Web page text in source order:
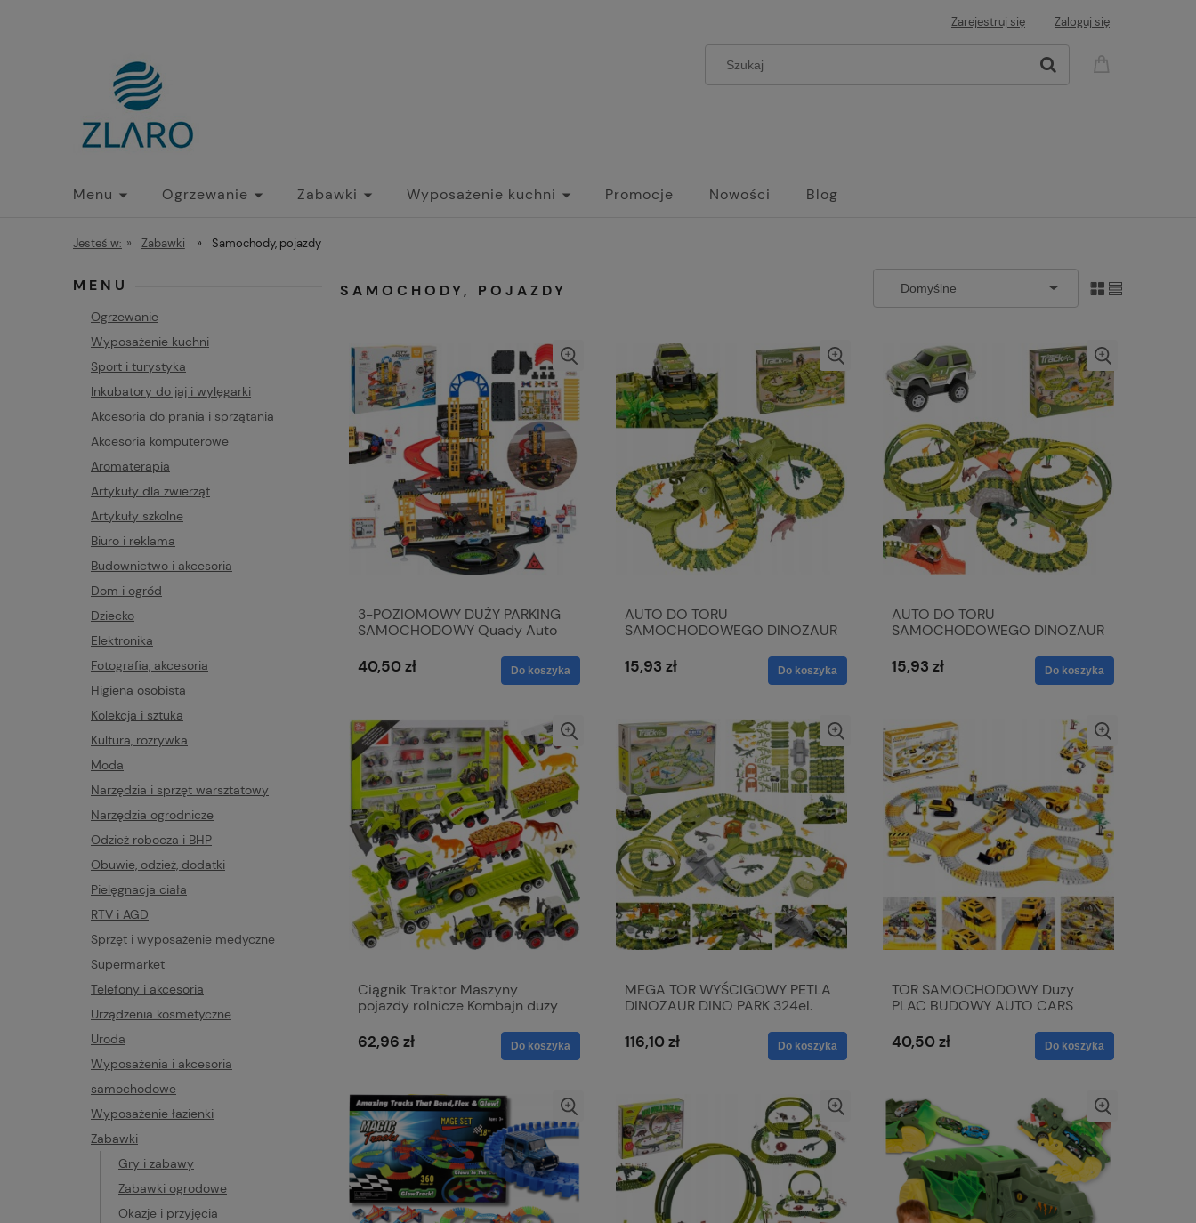
Zarejestruj się Zaloguj się
Menu Ogrzewanie Zabawki Wyposażenie kuchni Promocje Nowości Blog
Jesteś w: » Zabawki » Samochody, pojazdy
MENU
Ogrzewanie
Wyposażenie kuchni
Sport i turystyka
Inkubatory do jaj i wylęgarki
Akcesoria do prania i sprzątania
Akcesoria komputerowe
Aromaterapia
Artykuły dla zwierząt
Artykuły szkolne
Biuro i reklama
Budownictwo i akcesoria
Dom i ogród
Dziecko
Elektronika
Fotografia, akcesoria
Higiena osobista
Kolekcja i sztuka
Kultura, rozrywka
Moda
Narzędzia i sprzęt warsztatowy
Narzędzia ogrodnicze
Odzież robocza i BHP
Obuwie, odzież, dodatki
Pielęgnacja ciała
RTV i AGD
Sprzęt i wyposażenie medyczne
Supermarket
Telefony i akcesoria
Urządzenia kosmetyczne
Uroda
Wyposażenia i akcesoria
samochodowe
Wyposażenie łazienki
Zabawki
Gry i zabawy
Zabawki ogrodowe
Okazje i przyjęcia
SAMOCHODY, POJAZDY
3-POZIOMOWY DUŻY PARKING
SAMOCHODOWY Quady Auto
40,50 zł Do koszyka
AUTO DO TORU
SAMOCHODOWEGO DINOZAUR
15,93 zł Do koszyka
AUTO DO TORU
SAMOCHODOWEGO DINOZAUR
15,93 zł Do koszyka
Ciągnik Traktor Maszyny
pojazdy rolnicze Kombajn duży
62,96 zł Do koszyka
MEGA TOR WYŚCIGOWY PETLA
DINOZAUR DINO PARK 324el.
116,10 zł Do koszyka
TOR SAMOCHODOWY Duży
PLAC BUDOWY AUTO CARS
40,50 zł Do koszyka